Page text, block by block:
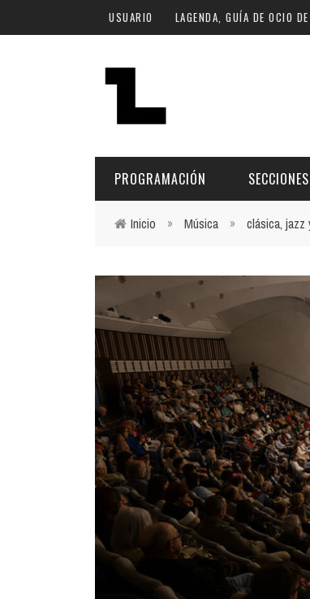
Pasar al contenido principal
USUARIO LAGENDA, GUÍA DE OCIO
PROGRAMACIÓN
Plan Finde
SECCIONES
ESCÉNICAS
INFANTIL
Inicio » Música » clásica, jazz